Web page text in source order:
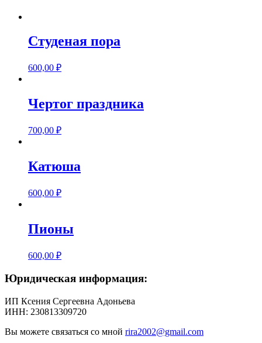
Студеная пора
600,00 ₽
Чертог праздника
700,00 ₽
Катюша
600,00 ₽
Пионы
600,00 ₽
Юридическая информация:
ИП Ксения Сергеевна Адоньева
ИНН: 230813309720
Вы можете связаться со мной rira2002@gmail.com